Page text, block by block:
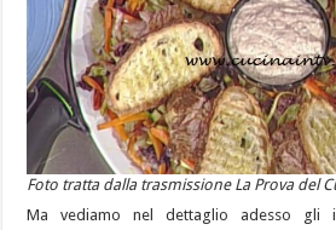
Foto tratta dalla trasmissione La Prova del
Ma vediamo nel dettaglio adesso gli